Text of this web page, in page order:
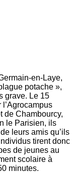
en-Laye,
potache »,
grave. Le 15
de Chambourcy,
le Parisien, ils
leurs amis qu’ils
tirent donc
de jeunes au
scolaire à
minutes.